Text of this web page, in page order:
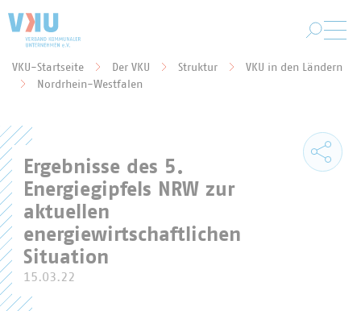
Sie befinden sich hier:
VKU-Startseite Der VKU Struktur
VKU in den Ländern
Nordrhein-Westfalen
Ergebnisse des 5.
Energiegipfels NRW zur
aktuellen
energiewirtschaftlichen
Situation
15.03.22